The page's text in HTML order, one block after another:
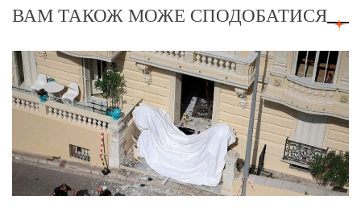
ВАМ ТАКОЖ МОЖЕ СПОДОБАТИСЯ